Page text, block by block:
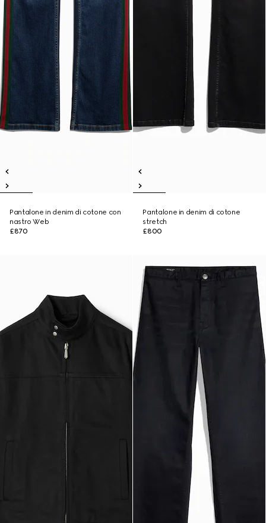
Pantalone in denim di cotone con
nastro Web
£870
Pantalone in denim di cotone
stretch
£800